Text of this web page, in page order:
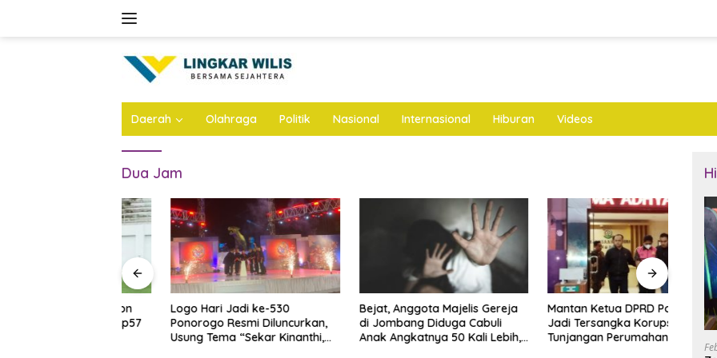
Daerah Olahraga Politik Nasional Internasional Hiburan Videos
Dua Jam
Logo Hari Jadi ke-530
Ponorogo Resmi Diluncurkan,
Usung Tema “Sekar Kinanthi,
Bejat, Anggota Majelis Gereja
di Jombang Diduga Cabuli
Anak Angkatnya 50 Kali Lebih,
Mantan Ketua DPRD Ponorogo
Jadi Tersangka Korupsi
Tunjangan Perumahan Dewan